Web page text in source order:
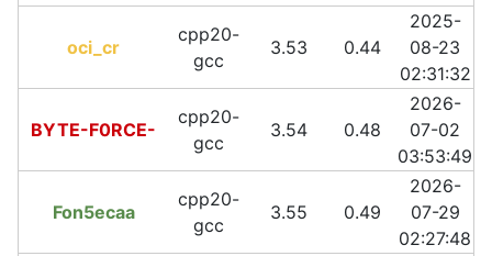
oci_cr
cpp20-
gcc
3.53 0.44
2025-
08-23
02:31:32
BYTE-F0RCE-
cpp20-
gcc
3.54 0.48
2026-
07-02
03:53:49
Fon5ecaa
cpp20-
gcc
3.55 0.49
2026-
07-29
02:27:48